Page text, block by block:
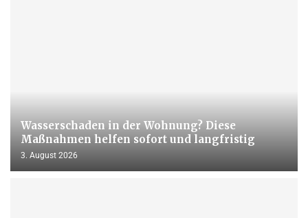
Wasserschaden in der Wohnung? Diese
Maßnahmen helfen sofort und langfristig
3. August 2026